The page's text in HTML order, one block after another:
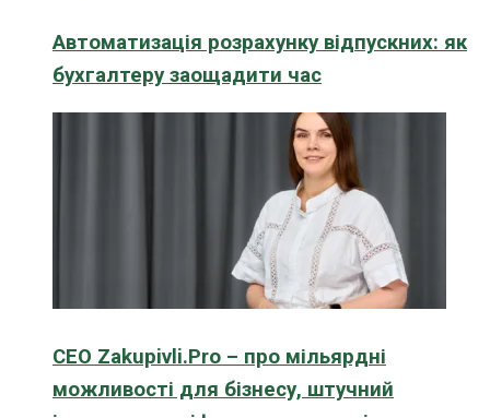
Автоматизація розрахунку відпускних: як
бухгалтеру заощадити час
CEO Zakupivli.Pro – про мільярдні
можливості для бізнесу, штучний